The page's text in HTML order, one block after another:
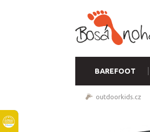
BAREFOOT
outdoorkids.cz